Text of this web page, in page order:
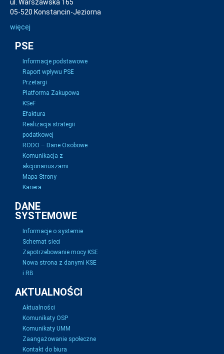
ul. Warszawska 165
05-520 Konstancin-Jeziorna
więcej
PSE
Informacje podstawowe
Raport wpływu PSE
Przetargi
Platforma Zakupowa
KSeF
Efaktura
Realizacja strategii
podatkowej
RODO – Dane Osobowe
Komunikacja z
akcjonariuszami
Mapa Strony
Kariera
DANE
SYSTEMOWE
Informacje o systemie
Schemat sieci
Zapotrzebowanie mocy KSE
Nowa strona z danymi KSE
i RB
AKTUALNOŚCI
Aktualności
Komunikaty OSP
Komunikaty UMM
Zaangażowanie społeczne
Kontakt do biura